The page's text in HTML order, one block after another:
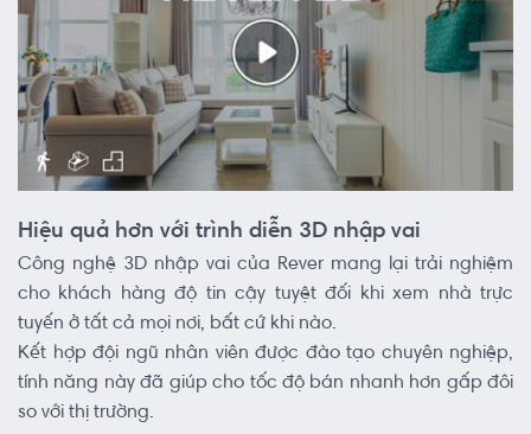
Hiệu quả hơn với trình diễn 3D nhập vai
Công nghệ 3D nhập vai của Rever mang lại trải nghiệm
cho khách hàng độ tin cậy tuyệt đối khi xem nhà trực
tuyến ở tất cả mọi nơi, bất cứ khi nào.
Kết hợp đội ngũ nhân viên được đào tạo chuyên nghiệp,
tính năng này đã giúp cho tốc độ bán nhanh hơn gấp đôi
so với thị trường.